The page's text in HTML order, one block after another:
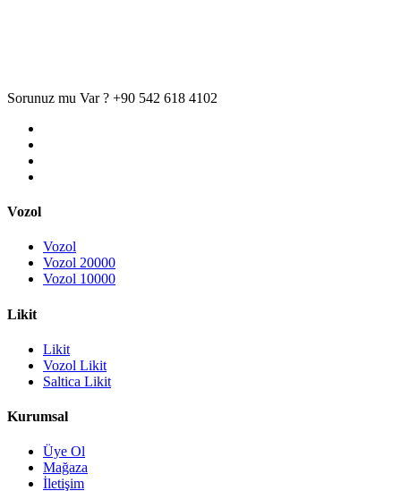
Sorunuz mu Var ? +90 542 618 4102
Vozol
Vozol
Vozol 20000
Vozol 10000
Likit
Likit
Vozol Likit
Saltica Likit
Kurumsal
Üye Ol
Mağaza
İletişim